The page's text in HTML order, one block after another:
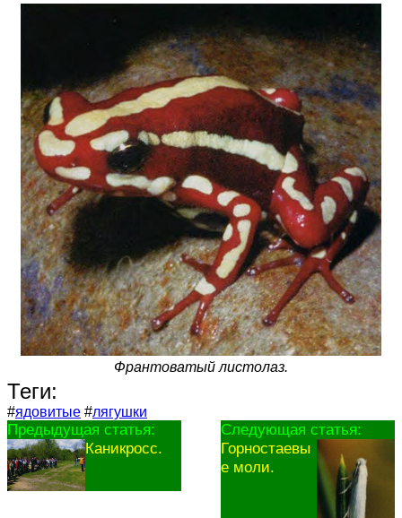
Франтоватый листолаз.
Теги:
#ядовитые #лягушки
Предыдущая статья:
Каникросс.
Следующая статья:
Горностаевы
е моли.